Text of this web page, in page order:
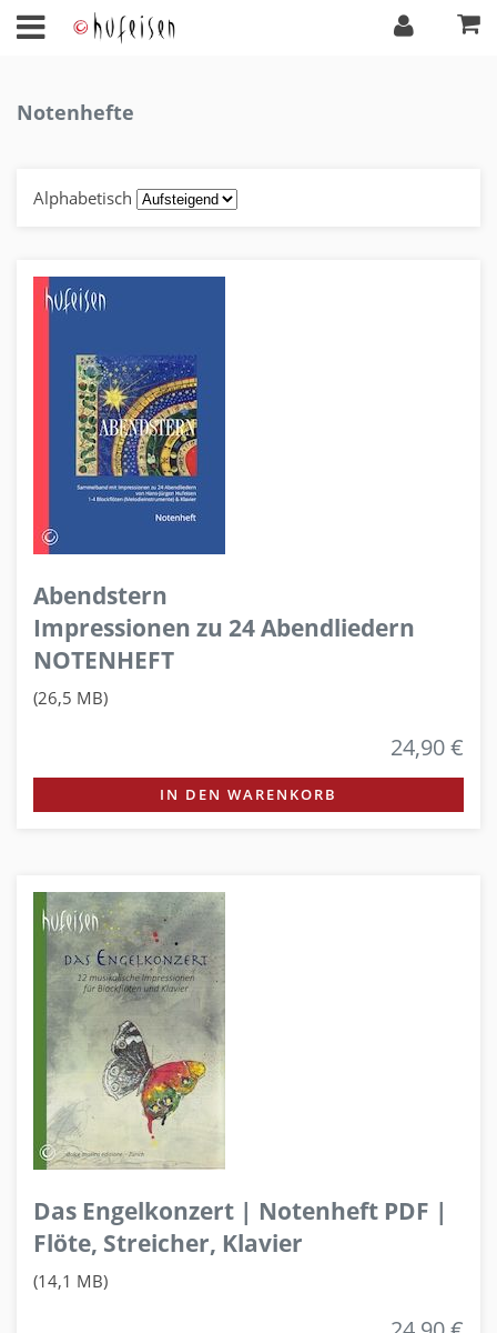
Notenhefte
Alphabetisch
Abendstern
Impressionen zu 24 Abendliedern
NOTENHEFT
(26,5 MB)
24,90 €
IN DEN WARENKORB
Das Engelkonzert | Notenheft PDF |
Flöte, Streicher, Klavier
(14,1 MB)